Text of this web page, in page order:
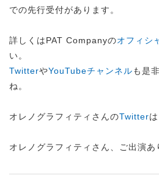
での先行受付があります。
詳しくはPAT Companyのオフィシ
い。
TwitterやYouTubeチャンネルも是
ね。
オレノグラフィティさんのTwitter
オレノグラフィティさん、ご出演あ